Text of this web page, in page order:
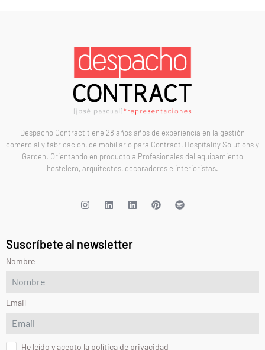
Despacho Contract tiene 28 años años de experiencia en la gestión
comercial y fabricación, de mobiliario para Contract, Hospitality Solutions y
Garden. Orientando en producto a Profesionales del equipamiento
hostelero, arquitectos, decoradores e interioristas.
Suscríbete al newsletter
Nombre
Email
He leído y acepto la política de privacidad